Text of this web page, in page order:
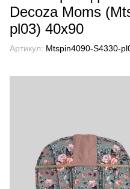
Decoza Moms
pl03) 40х90
Артикул: Mtspin4090-S4330-